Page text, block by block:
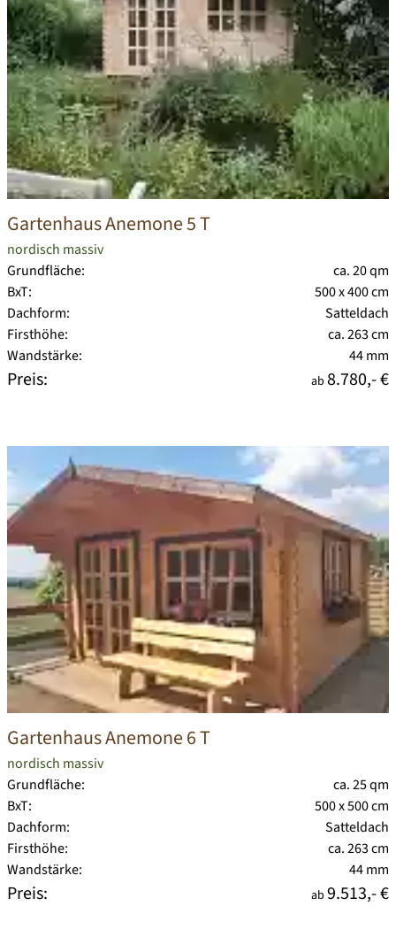
Gartenhaus Anemone 5 T
nordisch massiv
Grundfläche:
ca. 20 qm
BxT:
500 x 400 cm
Dachform:
Satteldach
Firsthöhe:
ca. 263 cm
Wandstärke:
44 mm
Preis: ab 8.780,- €
Gartenhaus Anemone 6 T
nordisch massiv
Grundfläche:
ca. 25 qm
BxT:
500 x 500 cm
Dachform:
Satteldach
Firsthöhe:
ca. 263 cm
Wandstärke:
44 mm
Preis: ab 9.513,- €